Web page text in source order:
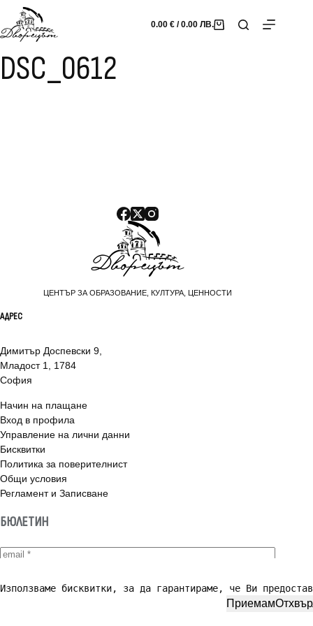
content
Използваме бисквитки, за да гарантираме, че Ви
Приемам
0.00€ / 0.00 ЛВ.
DSC_0612
ЦЕНТЪР ЗА ОБРАЗОВАНИЕ, КУЛТУРА, ЦЕННОСТИ
АДРЕС
Димитър Доспевски 9,
Младост 1, 1784
София
Начин на плащане
Вход в профила
Управление на лични данни
Бисквитки
Политика за поверителнист
Общи условия
Регламент и Записване
БЮЛЕТИН
АБОНИРАНЕ